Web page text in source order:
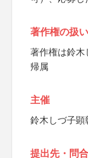
著作権の扱い
著作権は鈴木
帰属
主催
鈴木しづ子顕
提出先・問